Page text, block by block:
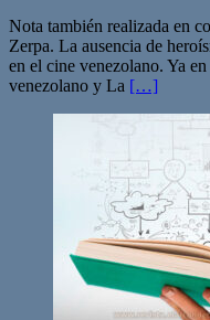
Nota también realizada en
Zerpa. La ausencia de
en el cine venezolano. Ya
venezolano y La […]